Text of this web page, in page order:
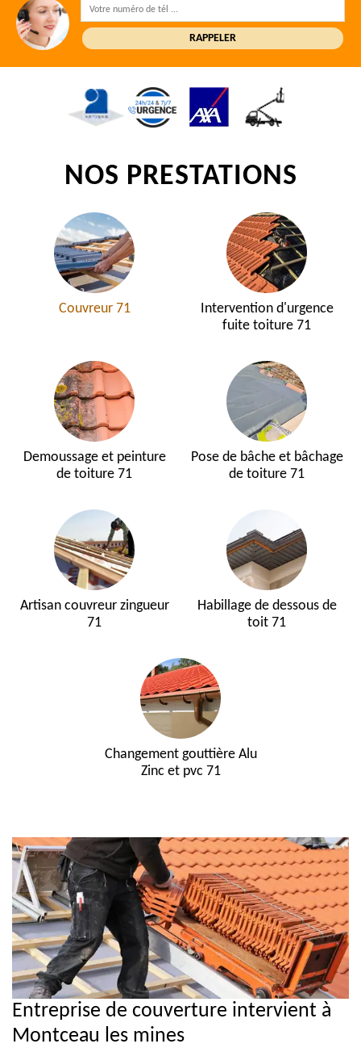
NOS PRESTATIONS
Couvreur 71
Intervention d'urgence
fuite toiture 71
Demoussage et peinture
de toiture 71
Pose de bâche et bâchage
de toiture 71
Artisan couvreur zingueur
71
Habillage de dessous de
toit 71
Changement gouttière Alu
Zinc et pvc 71
Entreprise de couverture intervient à
Montceau les mines